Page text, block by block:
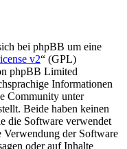
bei phpBB um eine
v2“ (GPL)
phpBB Limited
Informationen
Community unter
Beide haben keinen
die Software verwendet
Verwendung der Software
oder auf Inhalte